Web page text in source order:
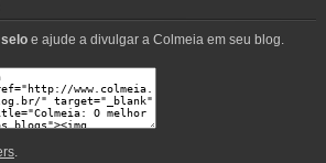
seloe ajude a divulgar a Colmeia em seu blog.
.